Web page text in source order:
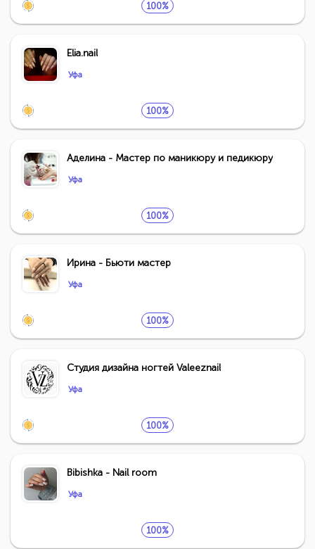
100%
Elia.nail
Уфа
100%
Аделина - Мастер по маникюру и педикюру
Уфа
100%
Ирина - Бьюти мастер
Уфа
100%
Студия дизайна ногтей Valeeznail
Уфа
100%
Bibishka - Nail room
Уфа
100%